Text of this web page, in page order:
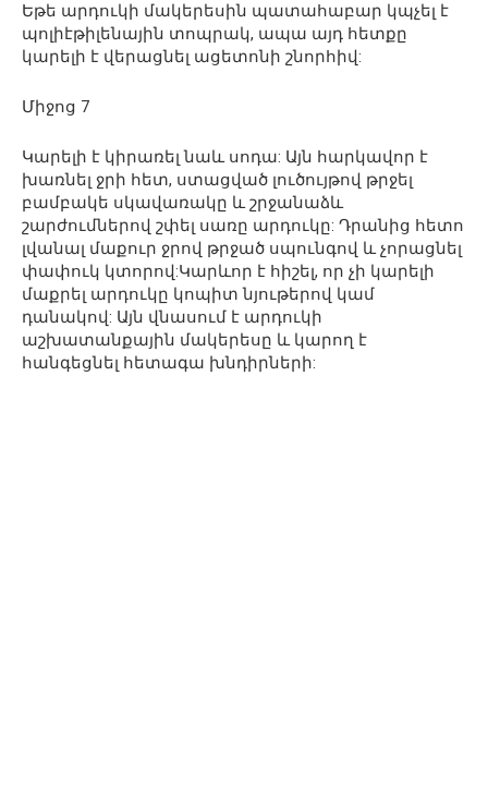
Եթե արդուկի մակերեսին պատահաբար կպչել է
պոլիէթիլենային տոպրակ, ապա այդ հետքը
կարելի է վերացնել ացետոնի շնորհիվ:
Միջոց 7
Կարելի է կիրառել նաև սոդա: Այն հարկավոր է
խառնել ջրի հետ, ստացված լուծույթով թրջել
բամբակե սկավառակը և շրջանաձև
շարժումներով շփել սառը արդուկը: Դրանից հետո
լվանալ մաքուր ջրով թրջած սպունգով և չորացնել
փափուկ կտորով:Կարևոր է հիշել, որ չի կարելի
մաքրել արդուկը կոպիտ նյութերով կամ
դանակով: Այն վնասում է արդուկի
աշխատանքային մակերեսը և կարող է
հանգեցնել հետագա խնդիրների: